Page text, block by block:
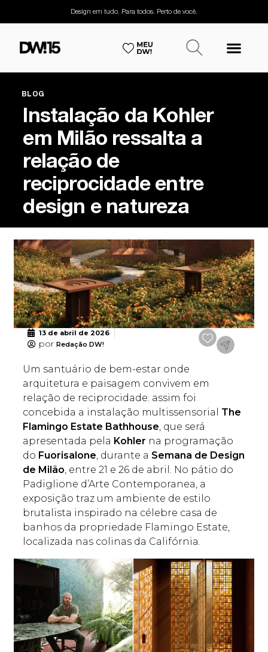
Design em tudo. Para todos. Perto de você.
BLOG
Instalação da Kohler
em Milão ressalta a
relação de
reciprocidade entre
design e natureza
13 de abril de 2026
por Redação DW!
Um santuário de bem-estar onde
arquitetura e paisagem convivem em
relação de reciprocidade: assim foi
concebida a instalação multissensorial The
Flamingo Estate Bathhouse, que será
apresentada pela Kohler na programação
do Fuorisalone, durante a Semana de Design
de Milão, entre 21 e 26 de abril. No pátio do
Padiglione d’Arte Contemporanea, a
exposição traz um ambiente de estilo
brutalista inspirado na célebre casa de
banhos da propriedade Flamingo Estate,
localizada nas colinas da Califórnia.